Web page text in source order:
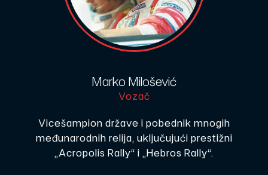
Marko Milošević
Vozač
Vicešampion države i pobednik mnogih
međunarodnih relija, uključujući prestižni
„Acropolis Rally“ i „Hebros Rally“.